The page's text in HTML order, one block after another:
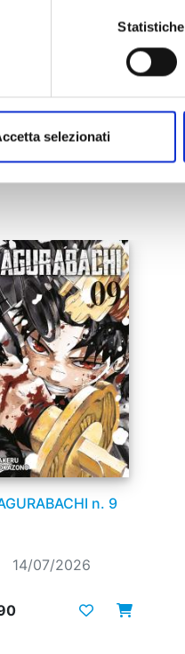
Statistiche
selezionati
n. 9
14/07/2026